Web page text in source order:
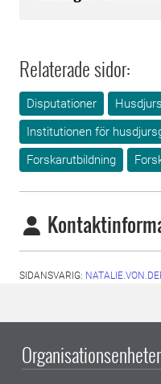
Relaterade sidor:
Disputationer
Institutionen för
Forskarutbildning
SIDANSVARIG:
Organisationsenheter